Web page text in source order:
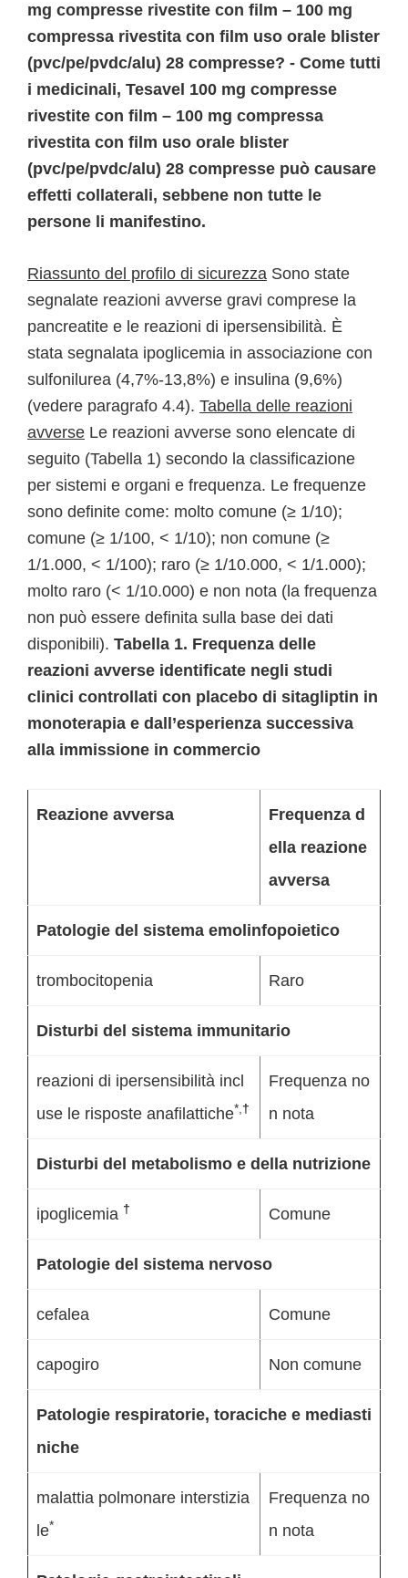
mg compresse rivestite con film – 100 mg
compressa rivestita con film uso orale blister
(pvc/pe/pvdc/alu) 28 compresse? - Come tutti
i medicinali, Tesavel 100 mg compresse
rivestite con film – 100 mg compressa
rivestita con film uso orale blister
(pvc/pe/pvdc/alu) 28 compresse può causare
effetti collaterali, sebbene non tutte le
persone li manifestino.
Riassunto del profilo di sicurezza Sono state
segnalate reazioni avverse gravi comprese la
pancreatite e le reazioni di ipersensibilità. È
stata segnalata ipoglicemia in associazione con
sulfonilurea (4,7%-13,8%) e insulina (9,6%)
(vedere paragrafo 4.4). Tabella delle reazioni
avverse Le reazioni avverse sono elencate di
seguito (Tabella 1) secondo la classificazione
per sistemi e organi e frequenza. Le frequenze
sono definite come: molto comune (≥ 1/10);
comune (≥ 1/100, < 1/10); non comune (≥
1/1.000, < 1/100); raro (≥ 1/10.000, < 1/1.000);
molto raro (< 1/10.000) e non nota (la frequenza
non può essere definita sulla base dei dati
disponibili). Tabella 1. Frequenza delle
reazioni avverse identificate negli studi
clinici controllati con placebo di sitagliptin in
monoterapia e dall’esperienza successiva
alla immissione in commercio
Reazione avversa
Frequenza d
ella reazione
avversa
Patologie del sistema emolinfopoietico
trombocitopenia Raro
Disturbi del sistema immunitario
reazioni di ipersensibilità incl
use le risposte anafilattiche*,†
Frequenza no
n nota
Disturbi del metabolismo e della nutrizione
ipoglicemia † Comune
Patologie del sistema nervoso
cefalea Comune
capogiro Non comune
Patologie respiratorie, toraciche e mediasti
niche
malattia polmonare interstizia
le*
Frequenza no
n nota